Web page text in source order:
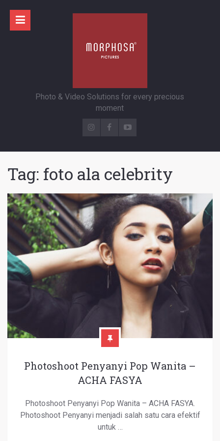
Photo & Video Solutions for every precious
moment
Tag: foto ala celebrity
Photoshoot Penyanyi Pop Wanita –
ACHA FASYA
Photoshoot Penyanyi Pop Wanita – ACHA FASYA.
Photoshoot Penyanyi menjadi salah satu cara efektif
untuk …